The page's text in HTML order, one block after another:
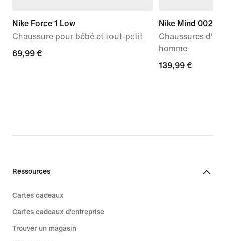
Nike Force 1 Low
Chaussure pour bébé et tout-petit
69,99 €
69,99 €
Nike Mind 002
Chaussures
homme
139,99 €
139,99 €
Ressources
Cartes cadeaux
Cartes cadeaux d'entreprise
Trouver un magasin